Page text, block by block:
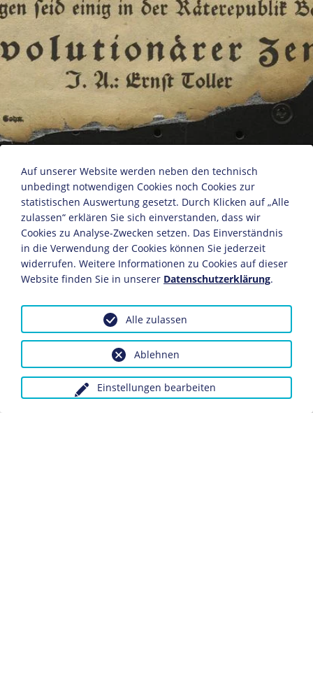
An das werktätige Volk Baierns!
Ernst Toller
Buchgewerbehaus R. Müller Sohn
München, 1919
29,6 x 23,1 cm
Bildnachweis: Deutsches Historisches Museum,
Berlin
Inv.-Nr.: Do2 94/3244
Dieses Objekt ist eingebunden in folgende LeMO-Seite:
Die Münchner Räterepublik
Auf unserer Website werden neben den technisch
unbedingt notwendigen Cookies noch Cookies zur
statistischen Auswertung gesetzt. Durch Klicken auf „Alle
zulassen“ erklären Sie sich einverstanden, dass wir
Cookies zu Analyse-Zwecken setzen. Das Einverständnis
in die Verwendung der Cookies können Sie jederzeit
widerrufen. Weitere Informationen zu Cookies auf dieser
Website finden Sie in unserer Datenschutzerklärung.
Einstellungen bearbeiten
Ablehnen
Alle zulassen